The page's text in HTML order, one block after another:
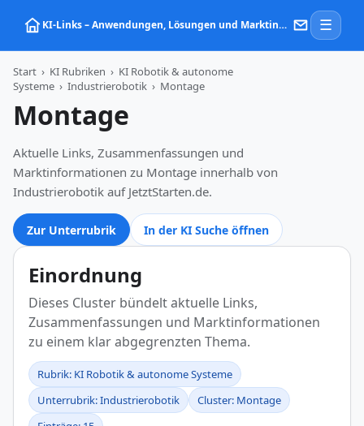
KI‑Links – Anwendungen, Lösungen und Marktinformationen zu Künstlicher Intelligenz ☰
Start › KI Rubriken › KI Robotik & autonome
Systeme › Industrierobotik › Montage
Montage
Aktuelle Links, Zusammenfassungen und
Marktinformationen zu Montage innerhalb von
Industrierobotik auf JetztStarten.de.
Zur Unterrubrik In der KI Suche öffnen
Einordnung
Dieses Cluster bündelt aktuelle Links,
Zusammenfassungen und Marktinformationen
zu einem klar abgegrenzten Thema.
Rubrik: KI Robotik & autonome Systeme
Unterrubrik: Industrierobotik
Cluster: Montage